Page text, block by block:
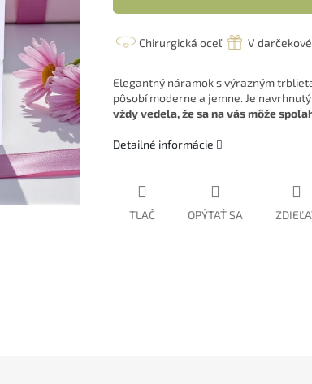
Chirurgická oceľ V
Elegantný náramok s výrazným
pôsobí moderne a jemne. Je
vždy vedela, že sa na vás môže
Detailné informácie
TLAČ OPÝTAŤ SA